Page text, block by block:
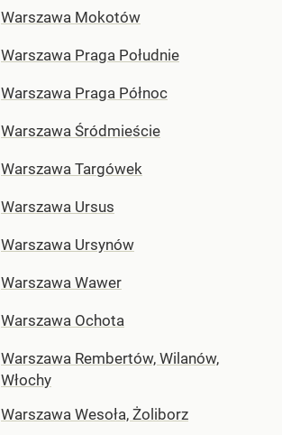
Warszawa Mokotów
Warszawa Praga Południe
Warszawa Praga Północ
Warszawa Śródmieście
Warszawa Targówek
Warszawa Ursus
Warszawa Ursynów
Warszawa Wawer
Warszawa Ochota
Warszawa Rembertów, Wilanów,
Włochy
Warszawa Wesoła, Żoliborz